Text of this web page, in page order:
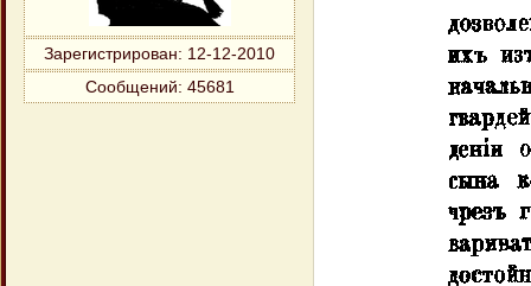
Зарегистрирован: 12-12-2010
Сообщений: 45681